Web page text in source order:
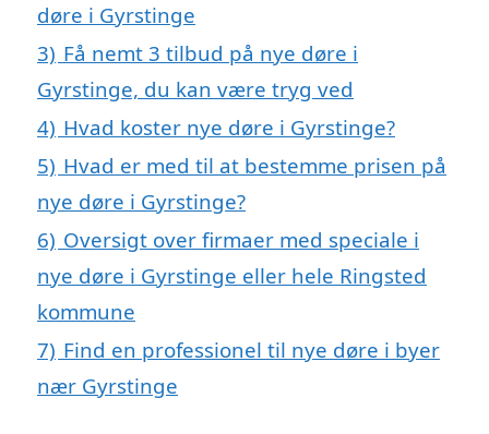
døre i Gyrstinge
3) Få nemt 3 tilbud på nye døre i
Gyrstinge, du kan være tryg ved
4) Hvad koster nye døre i Gyrstinge?
5) Hvad er med til at bestemme prisen på
nye døre i Gyrstinge?
6) Oversigt over firmaer med speciale i
nye døre i Gyrstinge eller hele Ringsted
kommune
7) Find en professionel til nye døre i byer
nær Gyrstinge